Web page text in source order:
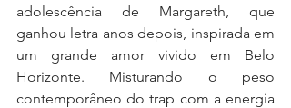
adolescência de Margareth, que
ganhou letra anos depois, inspirada em
um grande amor vivido em Belo
Horizonte. Misturando o peso
contemporâneo do trap com a energia